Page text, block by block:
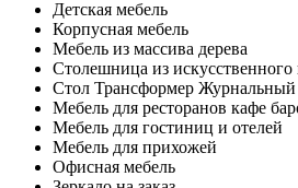
Детская мебель
Корпусная мебель
Мебель из массива дерева
Столешница из искусственного
Стол Трансформер
Мебель для ресторанов кафе
Мебель для гостиниц и отелей
Мебель для прихожей
Офисная мебель